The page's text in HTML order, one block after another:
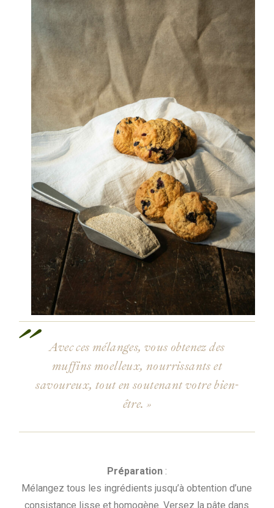
Avec ces mélanges, vous obtenez des
muffins moelleux, nourrissants et
savoureux, tout en soutenant votre bien-
être. »
Préparation:
Mélangez tous les ingrédients jusqu’à obtention d’une
consistance lisse et homogène. Versez la pâte dans